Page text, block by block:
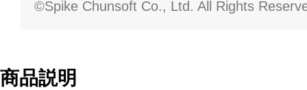
©Spike Chunsoft Co., Ltd. All Rights
商品説明